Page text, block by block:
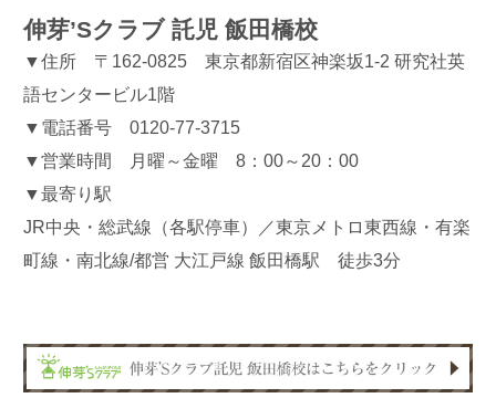
伸芽’Sクラブ 託児 飯田橋校
▼住所 〒162-0825 東京都新宿区神楽坂1-2 研究社英
語センタービル1階
▼電話番号 0120-77-3715
▼営業時間 月曜～金曜 8：00～20：00
▼最寄り駅
JR中央・総武線（各駅停車）／東京メトロ東西線・有楽
町線・南北線/都営 大江戸線 飯田橋駅 徒歩3分